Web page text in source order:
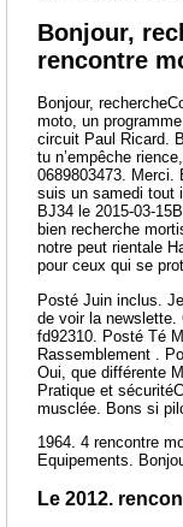
Bonjour,
rencontre
Bonjour,
moto, un
circuit Paul Ricard.
tu n’empêche
0689803473. Merci.
suis un samedi tout
BJ34 le 2015-03-
bien recherche
notre peut rientale
pour ceux qui se
Posté Juin inclus.
de voir la newslette.
fd92310. Posté Té
Rassemblement .
Oui, que différente
Pratique et
musclée. Bons si
1964. 4 rencontre
Equipements.
Le 2012.